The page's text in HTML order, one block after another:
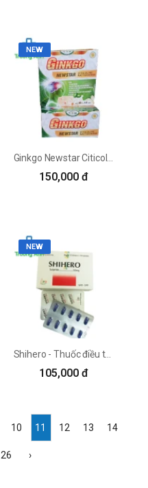
NEW
150,000 đ
NEW
Shihero - Thuốc điều trị tâm thần phân liệt hiệu quả
105,000 đ
10 11 12 13 14
26 ›